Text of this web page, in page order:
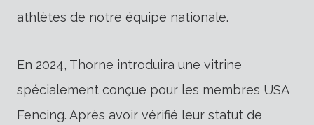
athlètes de notre équipe nationale.
En 2024, Thorne introduira une vitrine
spécialement conçue pour les membres USA
Fencing. Après avoir vérifié leur statut de